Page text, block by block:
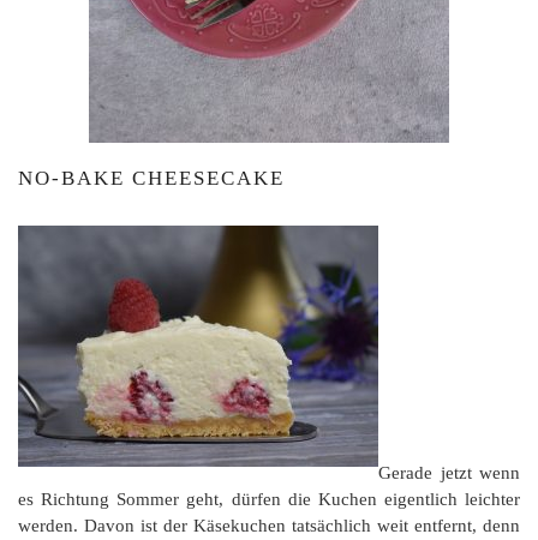
NO-BAKE CHEESECAKE
Gerade jetzt wenn
es Richtung Sommer geht, dürfen die Kuchen eigentlich leichter
werden. Davon ist der Käsekuchen tatsächlich weit entfernt, denn